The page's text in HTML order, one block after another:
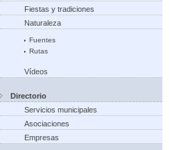
Fiestas y tradiciones
Naturaleza
Fuentes
Rutas
Vídeos
Directorio
Servicios municipales
Asociaciones
Empresas